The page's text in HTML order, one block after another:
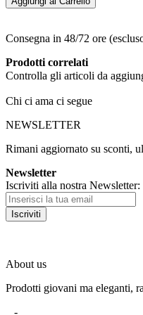
Consegna in 48/72 ore
Prodotti correlati
Controlla gli articoli da
Chi ci ama ci segue
NEWSLETTER
Rimani aggiornato su sconti,
Newsletter
Iscriviti alla nostra Newsletter:
Iscriviti
About us
Prodotti giovani ma eleganti,
-